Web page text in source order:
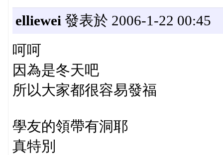
elliewei 發表於 2006-1-22 00:45
呵呵
因為是冬天吧
所以大家都很容易發福
學友的領帶有洞耶
真特別